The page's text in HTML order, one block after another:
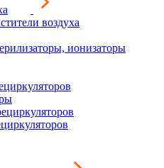
воздуха
ионизаторы